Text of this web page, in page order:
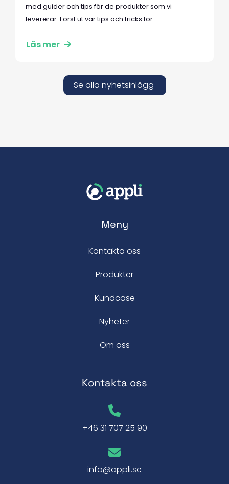
med guider och tips för de produkter som vi
levererar. Först ut var tips och tricks för...
Läs mer
Se alla nyhetsinlägg
Meny
Kontakta oss
Produkter
Kundcase
Nyheter
Om oss
Kontakta oss
+46 31 707 25 90
info@appli.se